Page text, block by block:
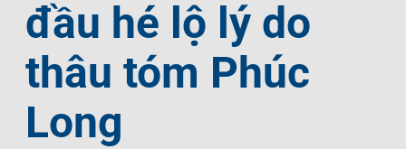
đầu hé lộ lý do
thâu tóm Phúc
Long